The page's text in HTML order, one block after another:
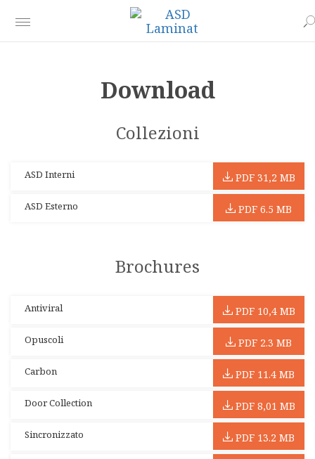
Download
Collezioni
ASD Interni PDF 31,2 MB
ASD Esterno PDF 6.5 MB
Brochures
Antiviral PDF 10,4 MB
Opuscoli PDF 2.3 MB
Carbon PDF 11.4 MB
Door Collection PDF 8,01 MB
Sincronizzato PDF 13.2 MB